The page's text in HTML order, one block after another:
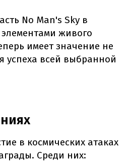
No Man's Sky в
живого
имеет значение не
успеха всей выбранной
в космических атаках
Среди них: